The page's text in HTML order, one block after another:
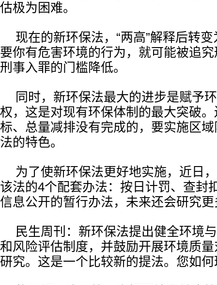
估极为困难。
现在的新环保法，“两高”解释后转变
要你有危害环境的行为，就可能被追
刑事入罪的门槛降低。
同时，新环保法最大的进步是赋予
权，这是对现有环保体制的最大突破
标、总量减排没有完成的，要实施区
法的特色。
为了使新环保法更好地实施，近日
该法的4个配套办法：按日计罚、查封
信息公开的暂行办法，未来还会研究
民生周刊：新环保法提出健全环境
和风险评估制度，并鼓励开展环境质
研究。这是一个比较新的提法。您如